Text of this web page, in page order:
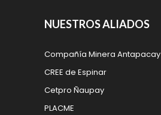
NUESTROS ALIADOS
Compañía Minera Antapacay
CREE de Espinar
Cetpro Ñaupay
PLACME